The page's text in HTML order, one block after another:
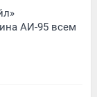
АИ-95 всем